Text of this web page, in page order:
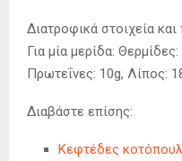
Διατροφικά στοιχεία
Για μία μερίδα:
Πρωτεΐνες: 10g, Λίπος:
Διαβάστε επίσης:
Κεφτέδες